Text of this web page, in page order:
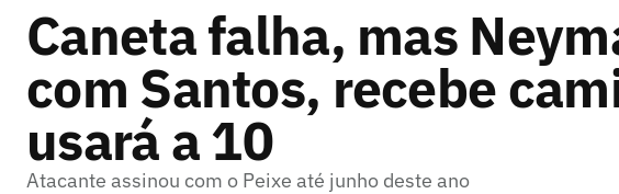
Caneta falha, mas
com Santos, recebe
usará a 10
Atacante assinou com o Peixe até junho deste ano